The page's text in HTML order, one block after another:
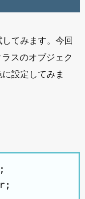
てみます。今回
スのオブジェク
設定してみま